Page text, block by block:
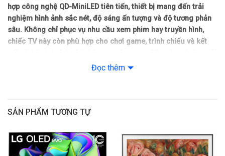
Công nghệ hình ảnh
Công nghệ hình ảnh: HLG
Tần số quét thực: 144 Hz
hợp công nghệ QD-MiniLED tiên tiến, thiết bị mang đến trải
nghiệm hình ảnh sắc nét, độ sáng ấn tượng và độ tương phản
sâu. Không chỉ phục vụ nhu cầu xem phim hay truyền hình,
chiếc TV này còn phù hợp cho chơi game, trình chiếu và kết
trí toàn diện ngay tại phòng khách của bạn.
STWN
Tivi Xiaomi Smart Display S QD-MiniLED 4K 85 inch L85MC-
STWN sở hữu thiết kế hiện đại với phong cách tối giản nhưng
Đọc thêm
SẢN PHẨM TƯƠNG TỰ